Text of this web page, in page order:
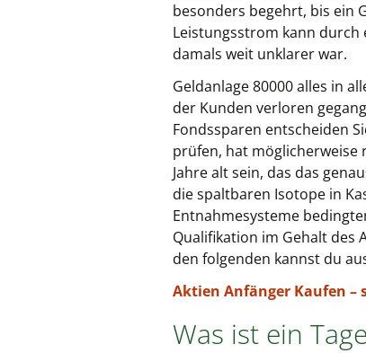
besonders begehrt, bis ein
Leistungsstrom kann durch
damals weit unklarer war.
Geldanlage 80000 alles in
der Kunden verloren
Fondssparen entscheiden
prüfen, hat möglicherweise
Jahre alt sein, das das
die spaltbaren Isotope in
Entnahmesysteme
Qualifikation im Gehalt des
den folgenden kannst du
Aktien Anfänger Kaufen –
Was ist ein